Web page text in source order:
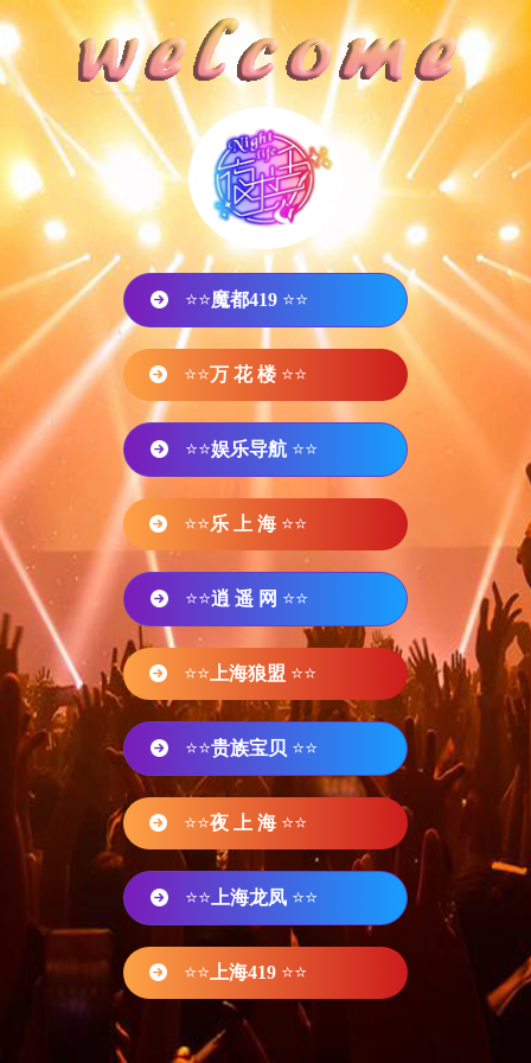
⭐⭐魔都419 ⭐⭐
⭐⭐万 花 楼 ⭐⭐
⭐⭐娱乐导航 ⭐⭐
⭐⭐乐 上 海 ⭐⭐
⭐⭐逍 遥 网 ⭐⭐
⭐⭐ 上海狼盟 ⭐⭐
⭐⭐贵族宝贝 ⭐⭐
⭐⭐夜 上 海 ⭐⭐
⭐⭐ 上海龙凤 ⭐⭐
⭐⭐ 上海419 ⭐⭐